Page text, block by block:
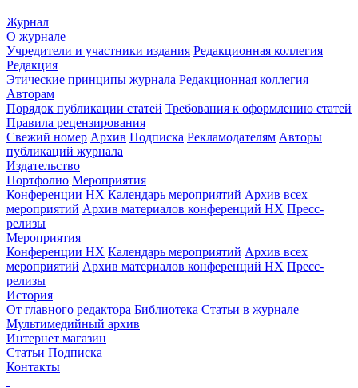
Журнал
О журнале
Учредители и участники издания Редакционная коллегия
Редакция
Этические принципы журнала Редакционная коллегия
Авторам
Порядок публикации статей Требования к оформлению статей
Правила рецензирования
Свежий номер Архив Подписка Рекламодателям Авторы
публикаций журнала
Издательство
Портфолио Мероприятия
Конференции НХ Календарь мероприятий Архив всех
мероприятий Архив материалов конференций НХ Пресс-
релизы
Мероприятия
Конференции НХ Календарь мероприятий Архив всех
мероприятий Архив материалов конференций НХ Пресс-
релизы
История
От главного редактора Библиотека Статьи в журнале
Мультимедийный архив
Интернет магазин
Статьи Подписка
Контакты